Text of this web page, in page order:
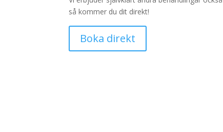
så kommer du dit direkt!
Boka direkt